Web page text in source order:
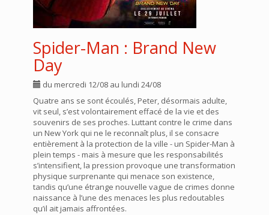
Spider-Man : Brand New
Day
du mercredi 12/08 au lundi 24/08
Quatre ans se sont écoulés, Peter, désormais adulte,
vit seul, s’est volontairement effacé de la vie et des
souvenirs de ses proches. Luttant contre le crime dans
un New York qui ne le reconnaît plus, il se consacre
entièrement à la protection de la ville - un Spider-Man à
plein temps - mais à mesure que les responsabilités
s’intensifient, la pression provoque une transformation
physique surprenante qui menace son existence,
tandis qu’une étrange nouvelle vague de crimes donne
naissance à l’une des menaces les plus redoutables
qu’il ait jamais affrontées.